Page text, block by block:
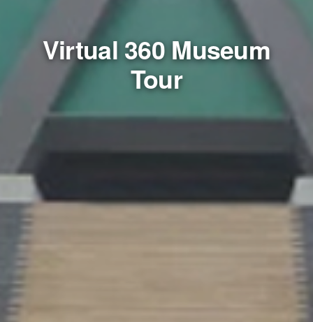
Virtual 360 Museum
Tour